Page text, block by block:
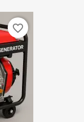
favorite_border